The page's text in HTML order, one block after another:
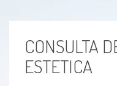
CONSULTA
ESTETICA